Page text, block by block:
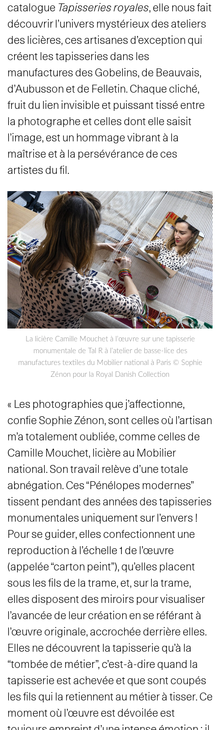
catalogue Tapisseries royales, elle nous fait
découvrir l’univers mystérieux des ateliers
des licières, ces artisanes d’exception qui
créent les tapisseries dans les
manufactures des Gobelins, de Beauvais,
d’Aubusson et de Felletin. Chaque cliché,
fruit du lien invisible et puissant tissé entre
la photographe et celles dont elle saisit
l’image, est un hommage vibrant à la
maîtrise et à la persévérance de ces
artistes du fil.
La licière Camille Mouchet à l’œuvre sur une tapisserie
monumentale de Tal R à l’atelier de basse-lice des
manufactures textiles du Mobilier national à Paris © Sophie
Zénon pour la Royal Danish Collection
« Les photographies que j’affectionne,
confie Sophie Zénon, sont celles où l’artisan
m’a totalement oubliée, comme celles de
Camille Mouchet, licière au Mobilier
national. Son travail relève d’une totale
abnégation. Ces “Pénélopes modernes”
tissent pendant des années des tapisseries
monumentales uniquement sur l’envers !
Pour se guider, elles confectionnent une
reproduction à l’échelle 1 de l’œuvre
(appelée “carton peint”), qu’elles placent
sous les fils de la trame, et, sur la trame,
elles disposent des miroirs pour visualiser
l’avancée de leur création en se référant à
l’œuvre originale, accrochée derrière elles.
Elles ne découvrent la tapisserie qu’à la
“tombée de métier”, c’est-à-dire quand la
tapisserie est achevée et que sont coupés
les fils qui la retiennent au métier à tisser. Ce
moment où l’œuvre est dévoilée est